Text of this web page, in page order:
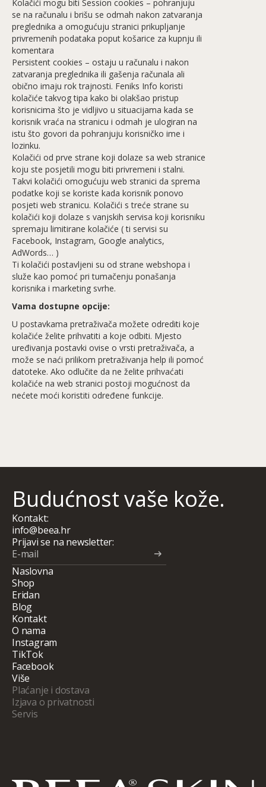
Kolačići mogu biti Session cookies – pohranjuju
se na računalu i brišu se odmah nakon zatvaranja
preglednika a omogućuju stranici prikupljanje
privremenih podataka poput košarice za kupnju ili
komentara
Persistent cookies – ostaju u računalu i nakon
zatvaranja preglednika ili gašenja računala ali
obično imaju rok trajnosti. Feniks Info koristi
kolačiće takvog tipa kako bi olakšao pristup
korisnicima što je vidljivo u situacijama kada se
korisnik vraća na stranicu i odmah je ulogiran na
istu što govori da pohranjuju korisničko ime i
lozinku.
Kolačići od prve strane koji dolaze sa web stranice
koju ste posjetili mogu biti privremeni i stalni.
Takvi kolačići omogućuju web stranici da sprema
podatke koji se koriste kada korisnik ponovo
posjeti web stranicu. Kolačići s treće strane su
kolačići koji dolaze s vanjskih servisa koji korisniku
spremaju limitirane kolačiće ( ti servisi su
Facebook, Instagram, Google analytics,
AdWords… )
Ti kolačići postavljeni su od strane webshopa i
služe kao pomoć pri tumačenju ponašanja
korisnika i marketing svrhe.
Vama dostupne opcije:
U postavkama pretraživača možete odrediti koje
kolačiće želite prihvatiti a koje odbiti. Mjesto
uređivanja postavki ovise o vrsti pretraživača, a
može se naći prilikom pretraživanja help ili pomoć
datoteke. Ako odlučite da ne želite prihvaćati
kolačiće na web stranici postoji mogućnost da
nećete moći koristiti određene funkcije.
Budućnostvaše kože.
Kontakt:
info@beea.hr
info@beea.hr
Prijavi se na newsletter:
E-mail
Naslovna
Naslovna
Shop
Shop
Eridan
Eridan
Blog
Blog
Kontakt
Kontakt
O nama
O nama
Instagram
Instagram
TikTok
TikTok
Facebook
Facebook
Više
Plaćanje i dostava
Dostava i
plaćanje
Izjava o privatnosti
Pravila privatnosti
Servis